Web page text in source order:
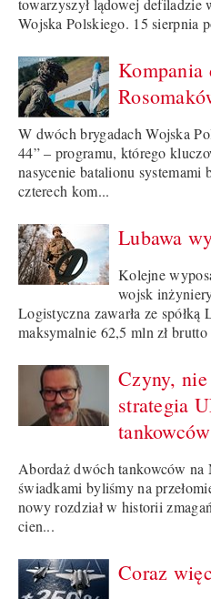
towarzyszył lądowej defiladzie
Wojska Polskiego. 15 sierpnia
Kompania
W dwóch brygadach Wojska
44” – programu, którego
nasycenie batalionu systemami
czterech kom...
Lubawa
Kolejne
wojsk
Logistyczna zawarła ze
maksymalnie 62,5 mln zł
Czyny, nie
strategia
tankowców
Abordaż dwóch tankowców na
świadkami byliśmy na
nowy rozdział w historii
cien...
Coraz